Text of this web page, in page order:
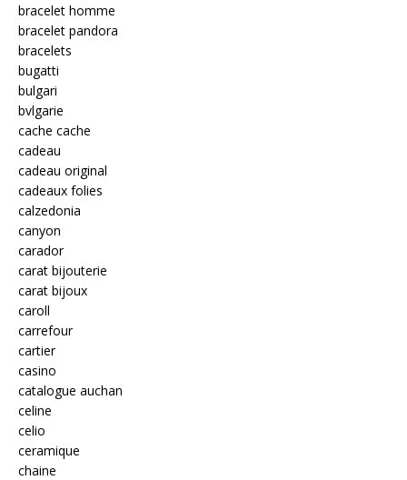
bracelet homme
bracelet pandora
bracelets
bugatti
bulgari
bvlgarie
cache cache
cadeau
cadeau original
cadeaux folies
calzedonia
canyon
carador
carat bijouterie
carat bijoux
caroll
carrefour
cartier
casino
catalogue auchan
celine
celio
ceramique
chaine